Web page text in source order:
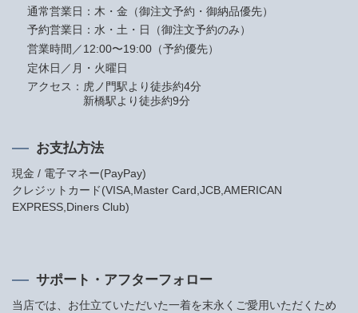
通常営業日：木・金（御注文予約・御納品優先）
予約営業日：水・土・日（御注文予約のみ）
営業時間／12:00〜19:00（予約優先）
定休日／月・火曜日
アクセス： 虎ノ門駅より徒歩約4分
新橋駅より徒歩約9分
お支払方法
現金 / 電子マネー(PayPay)
クレジットカード(VISA,Master Card,JCB,AMERICAN
EXPRESS,Diners Club)
サポート・アフターフォロー
当店では、お仕立ていただいた一着を末永くご愛用いただくため